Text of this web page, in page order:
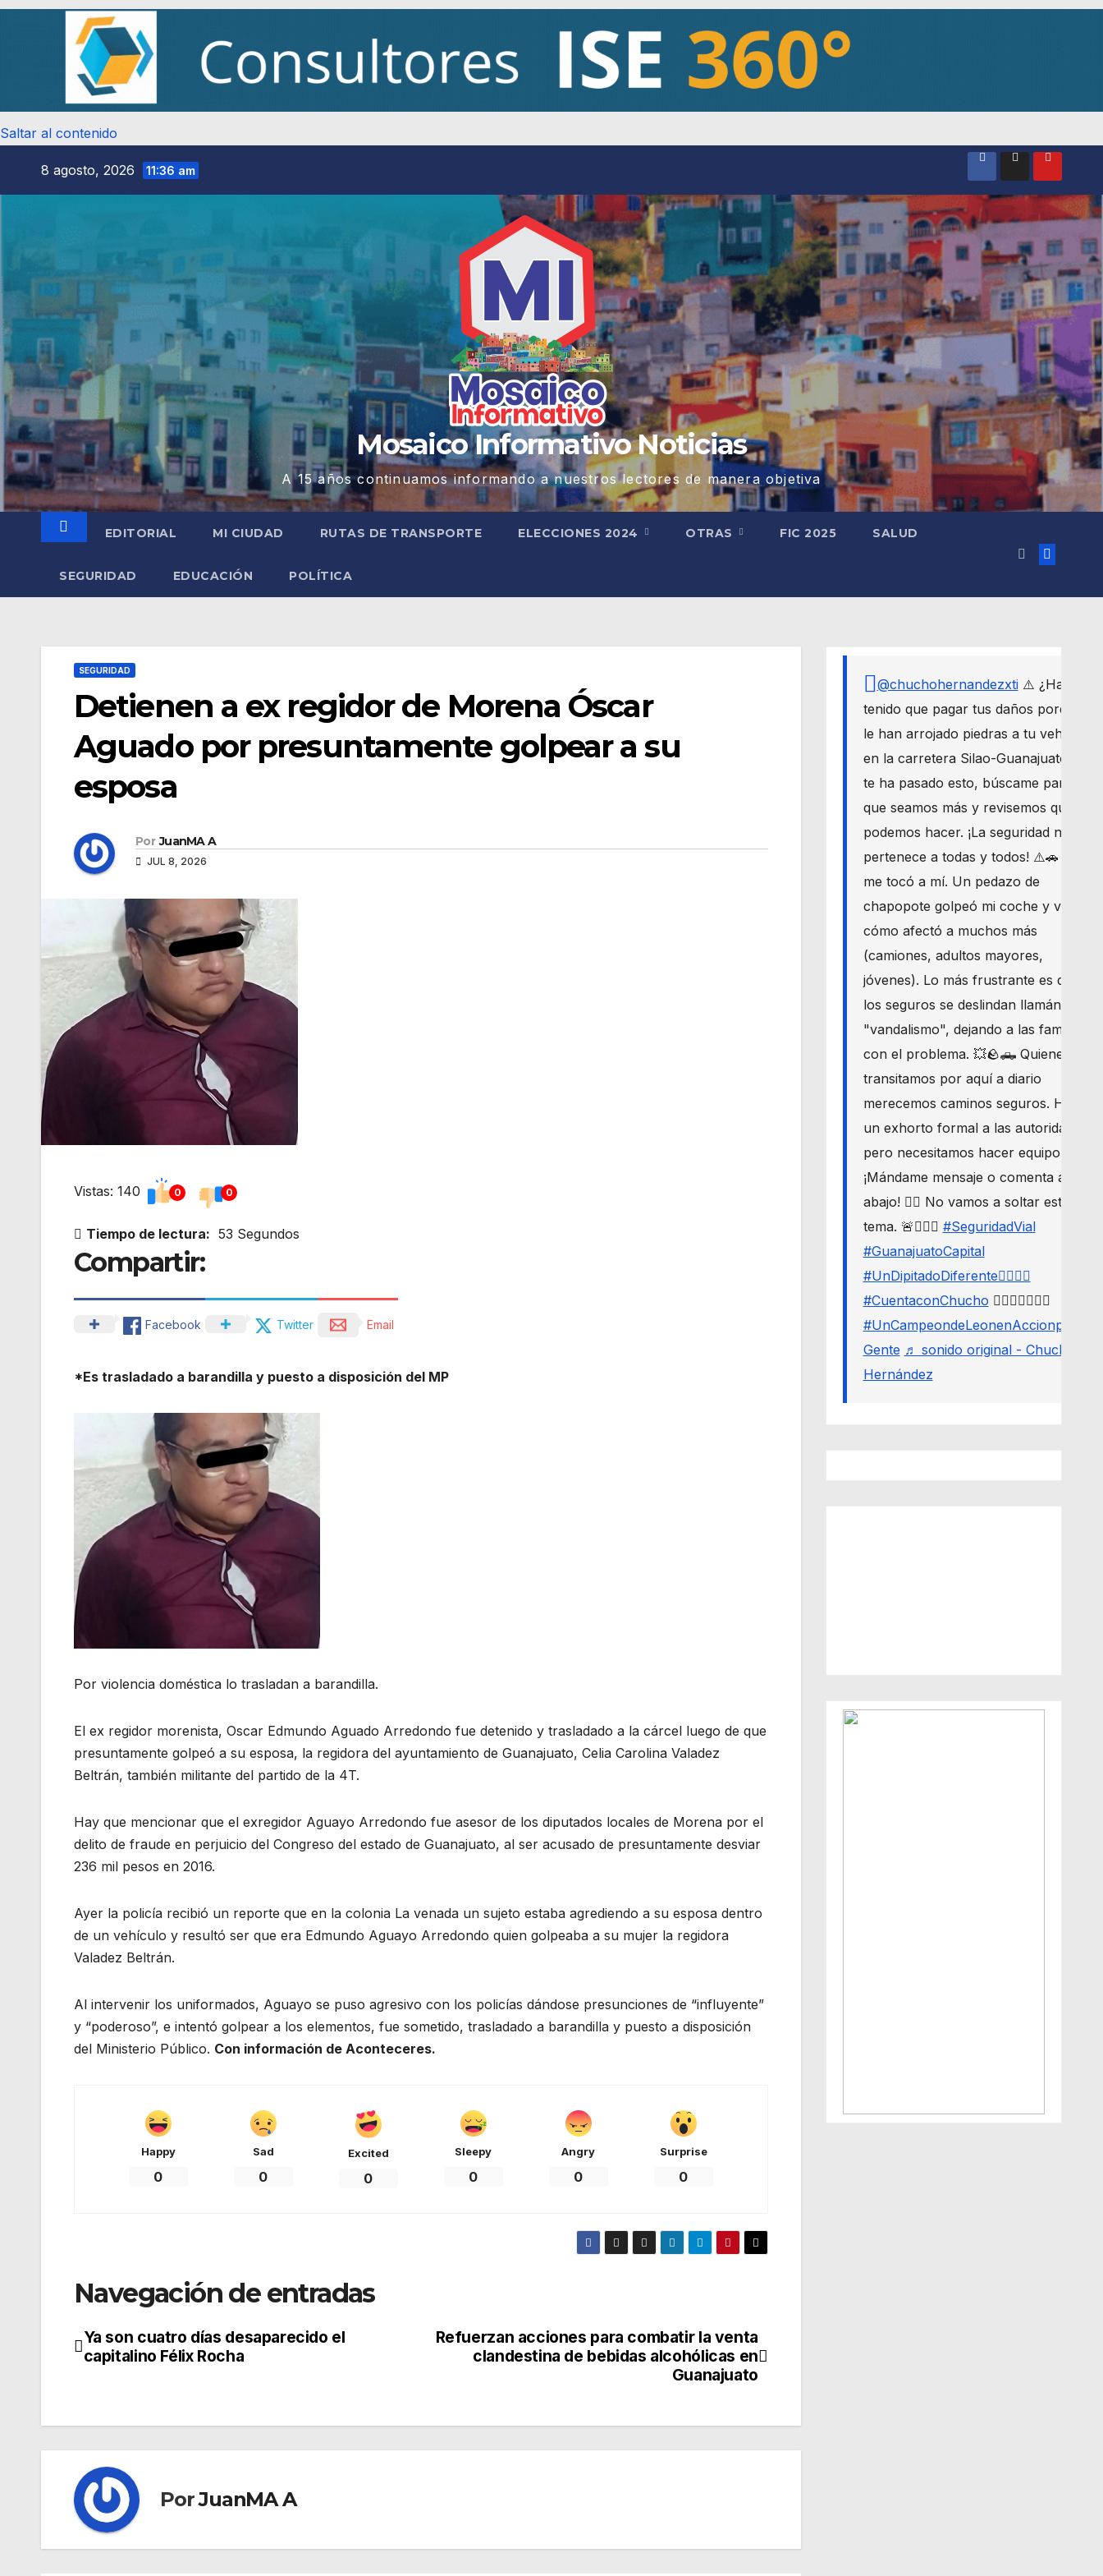
Saltar al contenido
8 agosto, 2026 11:36 am
Mosaico Informativo Noticias
A 15 años continuamos informando a nuestros lectores de manera objetiva
EDITORIAL MI CIUDAD RUTAS DE TRANSPORTE ELECCIONES 2024 OTRAS FIC 2025 SALUD
SEGURIDAD EDUCACIÓN POLÍTICA
SEGURIDAD
Detienen a ex regidor de Morena Óscar
Aguado por presuntamente golpear a su
esposa
Por JuanMA A
JUL 8, 2026
Vistas: 140 0 0
Tiempo de lectura: 53 Segundos
Compartir:
Facebook Twitter Email
*Es trasladado a barandilla y puesto a disposición del MP
Por violencia doméstica lo trasladan a barandilla.
El ex regidor morenista, Oscar Edmundo Aguado Arredondo fue detenido y trasladado a la cárcel luego de que
presuntamente golpeó a su esposa, la regidora del ayuntamiento de Guanajuato, Celia Carolina Valadez
Beltrán, también militante del partido de la 4T.
Hay que mencionar que el exregidor Aguayo Arredondo fue asesor de los diputados locales de Morena por el
delito de fraude en perjuicio del Congreso del estado de Guanajuato, al ser acusado de presuntamente desviar
236 mil pesos en 2016.
Ayer la policía recibió un reporte que en la colonia La venada un sujeto estaba agrediendo a su esposa dentro
de un vehículo y resultó ser que era Edmundo Aguayo Arredondo quien golpeaba a su mujer la regidora
Valadez Beltrán.
Al intervenir los uniformados, Aguayo se puso agresivo con los policías dándose presunciones de “influyente”
y “poderoso”, e intentó golpear a los elementos, fue sometido, trasladado a barandilla y puesto a disposición
del Ministerio Público. Con información de Aconteceres.
Happy
0
Sad
0
Excited
0
Sleepy
0
Angry
0
Surprise
0
Navegación de entradas
Refuerzan acciones para combatir la venta
clandestina de bebidas alcohólicas en
Guanajuato
Ya son cuatro días desaparecido el
capitalino Félix Rocha
PorJuanMA A
@chuchohernandezxti⚠️ ¿Has
tenido que pagar tus daños porque
le han arrojado piedras a tu vehículo
en la carretera Silao-Guanajuato? Si
te ha pasado esto, búscame para
que seamos más y revisemos qué
podemos hacer. ¡La seguridad nos
pertenece a todas y todos! ⚠️🚗 Hoy
me tocó a mí. Un pedazo de
chapopote golpeó mi coche y vi
cómo afectó a muchos más
(camiones, adultos mayores,
jóvenes). Lo más frustrante es que
los seguros se deslindan llamándolo
"vandalismo", dejando a las familias
con el problema. 💥🪨🛻 Quienes
transitamos por aquí a diario
merecemos caminos seguros. Haré
un exhorto formal a las autoridades,
pero necesitamos hacer equipo. 🛣️🔒
¡Mándame mensaje o comenta aquí
abajo! 👇🏼 No vamos a soltar este
tema. 🚨🙋🏾‍♂️ #SeguridadVial
#GuanajuatoCapital
#UnDipitadoDiferente🙋🏽‍♂️⚖️
#CuentaconChucho 🙋🏾‍♂️✌🏾☝🏾
#UnCampeondeLeonenAccionporLa
Gente ♬ sonido original - Chucho
Hernández